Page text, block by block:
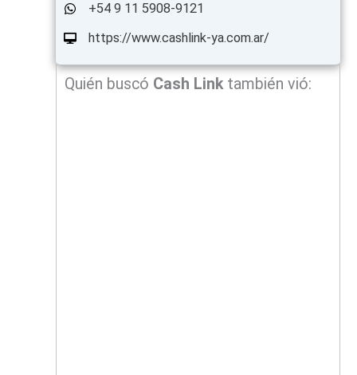
+54 9 11 5908-9121
https://www.cashlink-ya.com.ar/
Quién buscó Cash Link también vió: